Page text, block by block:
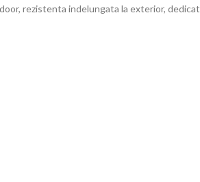
rezistenta indelungata la exterior, dedicat